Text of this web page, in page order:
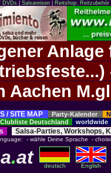
DVDs| Salsareisen| Reitshop:
Aachen
/ SITE MAP Party-Kalender
Clubliste Deutschland worldwide
Salsa-Parties, Workshops,
- wähle Deine Sprache -
.at deutsch English